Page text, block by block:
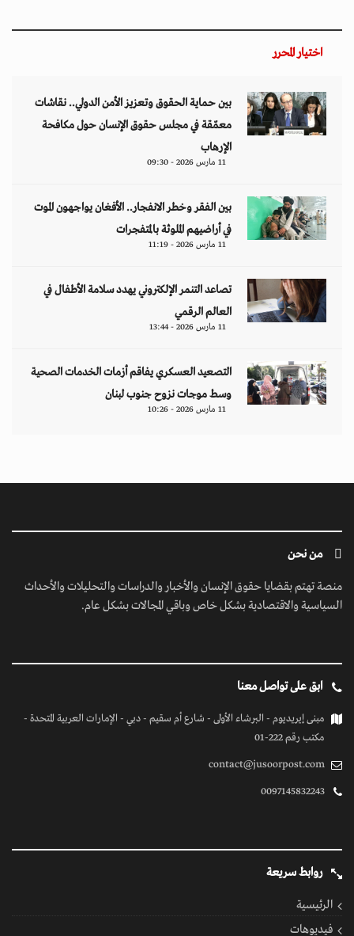
اختيار المحرر
بين حماية الحقوق وتعزيز الأمن الدولي.. نقاشات
معمّقة في مجلس حقوق الإنسان حول مكافحة
الإرهاب
11 مارس 2026 - 09:30
بين الفقر وخطر الانفجار.. الأفغان يواجهون الموت
في أراضيهم الملوثة بالمتفجرات
11 مارس 2026 - 11:19
تصاعد التنمر الإلكتروني يهدد سلامة الأطفال في
العالم الرقمي
11 مارس 2026 - 13:44
التصعيد العسكري يفاقم أزمات الخدمات الصحية
وسط موجات نزوح جنوب لبنان
11 مارس 2026 - 10:26
من نحن
منصة تهتم بقضايا حقوق الإنسان والأخبار والدراسات والتحليلات والأحداث
السياسية والاقتصادية بشكل خاص وباقي المجالات بشكل عام.
ابق على تواصل معنا
مبنى إيريديوم - البرشاء الأولى - شارع أم سقيم - دبي - الإمارات العربية المتحدة -
مكتب رقم 222-01
contact@jusoorpost.com
0097145832243
روابط سريعة
الرئيسية
فيديوهات